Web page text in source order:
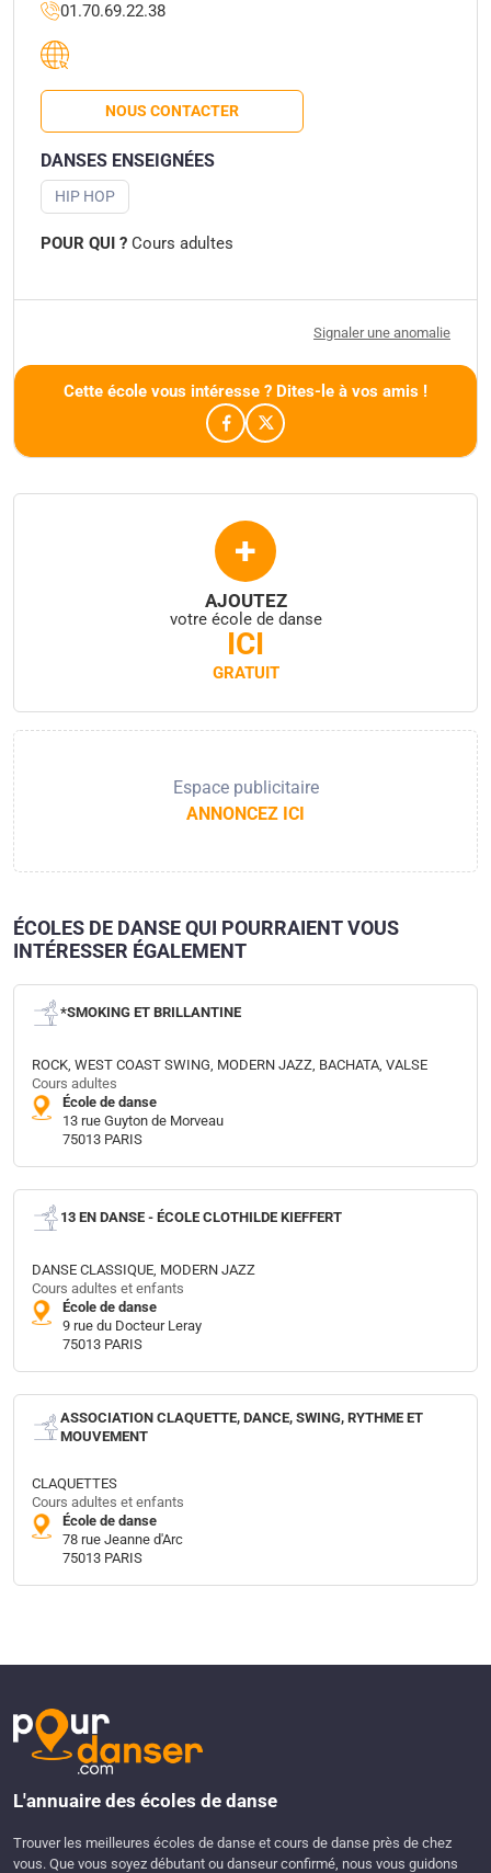
01.70.69.22.38
NOUS CONTACTER
DANSES ENSEIGNÉES
HIP HOP
POUR QUI ? Cours adultes
Signaler une anomalie
Cette école vous intéresse ? Dites-le à vos amis !
+
AJOUTEZ
votre école de danse
ICI
GRATUIT
Espace publicitaire
ANNONCEZ ICI
ÉCOLES DE DANSE QUI POURRAIENT VOUS
INTÉRESSER ÉGALEMENT
*SMOKING ET BRILLANTINE
ROCK, WEST COAST SWING, MODERN JAZZ, BACHATA, VALSE
Cours adultes
École de danse
13 rue Guyton de Morveau
75013 PARIS
13 EN DANSE - ÉCOLE CLOTHILDE KIEFFERT
DANSE CLASSIQUE, MODERN JAZZ
Cours adultes et enfants
École de danse
9 rue du Docteur Leray
75013 PARIS
ASSOCIATION CLAQUETTE, DANCE, SWING, RYTHME ET
MOUVEMENT
CLAQUETTES
Cours adultes et enfants
École de danse
78 rue Jeanne d'Arc
75013 PARIS
L'annuaire des écoles de danse
Trouver les meilleures écoles de danse et cours de danse près de chez
vous. Que vous soyez débutant ou danseur confirmé, nous vous guidons